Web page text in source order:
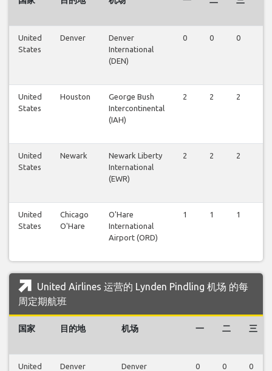
United
States
Denver
Denver
International
(DEN)
0 0 0
United
States
Houston
George Bush
Intercontinental
(IAH)
2 2 2
United
States
Newark
Newark Liberty
International
(EWR)
2 2 2
United
States
Chicago
O'Hare
O'Hare
International
Airport (ORD)
1 1 1
United Airlines 运营的 Lynden Pindling 机场 的每
周定期航班
国家 目的地 机场 一 二 三
United
Denver
Denver
0 0 0